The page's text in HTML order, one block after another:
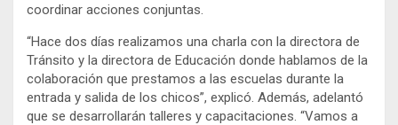
coordinar acciones conjuntas.
“Hace dos días realizamos una charla con la directora de
Tránsito y la directora de Educación donde hablamos de la
colaboración que prestamos a las escuelas durante la
entrada y salida de los chicos”, explicó. Además, adelantó
que se desarrollarán talleres y capacitaciones. “Vamos a